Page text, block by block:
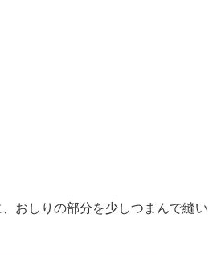
おしりの部分を少しつまんで縫い